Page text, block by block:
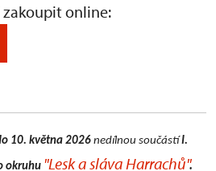
online:
10. května 2026 nedílnou součástíI.
okruhu "Lesk a sláva Harrachů".